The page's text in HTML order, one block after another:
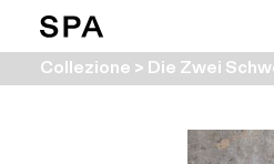
Collezione > Die Zwei